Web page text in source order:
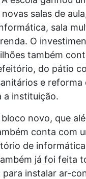
salas de
sala
O
também
do pátio
e reforma
a instituição.
bloco novo, que
conta com
de
já foi feita
instalar ar-